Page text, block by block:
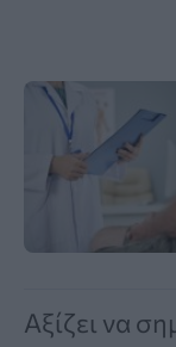
Αξίζει να